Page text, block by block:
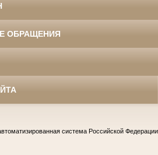
ОБРАЩЕНИЯ
система Российской